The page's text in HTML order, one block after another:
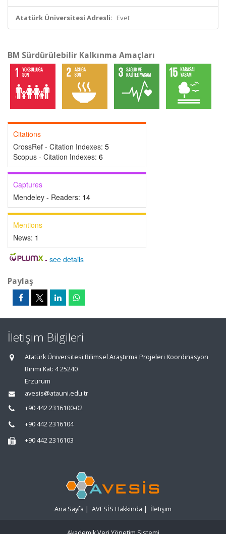
Atatürk Üniversitesi Adresli: Evet
BM Sürdürülebilir Kalkınma Amaçları
Citations
CrossRef - Citation Indexes: 5
Scopus - Citation Indexes: 6
Captures
Mendeley - Readers: 14
Mentions
News: 1
- see details
Paylaş
İletişim Bilgileri
Atatürk Üniversitesi Bilimsel Araştırma Projeleri Koordinasyon
Birimi Kat: 4 25240
Erzurum
avesis@atauni.edu.tr
+90 442 2316100-02
+90 442 2316104
+90 442 2316103
Ana Sayfa | AVESİS Hakkında | İletişim